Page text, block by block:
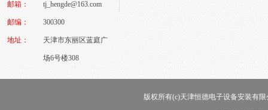
邮箱： tj_hengde@163.com
邮编： 300300
地址： 天津市东丽区蓝庭广
场6号楼308
版权所有(c)天津恒德电子设备安装有